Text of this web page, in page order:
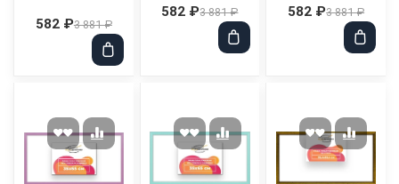
582 ₽3 881 ₽
582 ₽3 881 ₽ 582 ₽3 881 ₽